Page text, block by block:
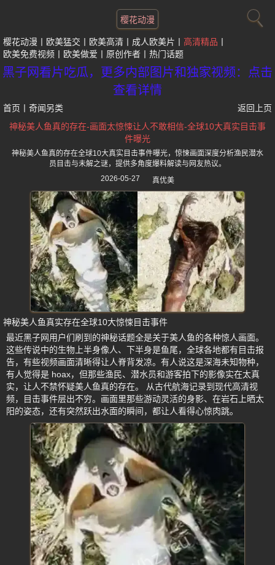
樱花动漫
樱花动漫 欧美猛交 欧美高清 成人欧美片
高清精品
欧美免费视频
欧美做爱 原创作者 热门话题
黑子网看片吃瓜，更多内部图片和独家视频：点击
查看详情
首页 奇闻另类
返回上页
神秘美人鱼真的存在-画面太惊悚让人不敢相信-全球10大真实目击事
件曝光
神秘美人鱼真的存在全球10大真实目击事件曝光，惊悚画面深度分析渔民潜水
员目击与未解之谜，提供多角度爆料解读与网友热议。
2026-05-27
真优美
神秘美人鱼真实存在全球10大惊悚目击事件
最近黑子网用户们刷到的神秘话题全是关于美人鱼的各种惊人画面。
这些传说中的生物上半身像人、下半身是鱼尾，全球各地都有目击报
告，有些视频画面清晰得让人脊背发凉。有人说这是深海未知物种，
有人觉得是 hoax，但那些渔民、潜水员和游客拍下的影像实在太真
实，让人不禁怀疑美人鱼真的存在。 从古代航海记录到现代高清视
频，目击事件层出不穷。画面里那些游动灵活的身影、在岩石上晒太
阳的姿态，还有突然跃出水面的瞬间，都让人看得心惊肉跳。